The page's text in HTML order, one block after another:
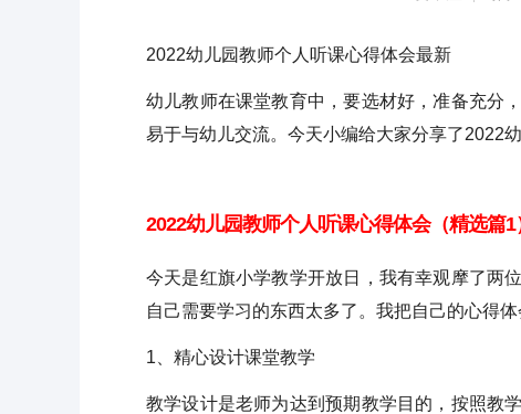
2022幼儿园教师个人听课心得体会最新
幼儿教师在课堂教育中，要选材好，准备充分
易于与幼儿交流。今天小编给大家分享了2022
2022幼儿园教师个人听课心得体会（精选篇1
今天是红旗小学教学开放日，我有幸观摩了两
自己需要学习的东西太多了。我把自己的心得
1、精心设计课堂教学
教学设计是老师为达到预期教学目的，按照教
安全生产阶段感想体会12篇最新
2024全国安全生产月心得体会(精选15篇)
安全生产心得体会16篇